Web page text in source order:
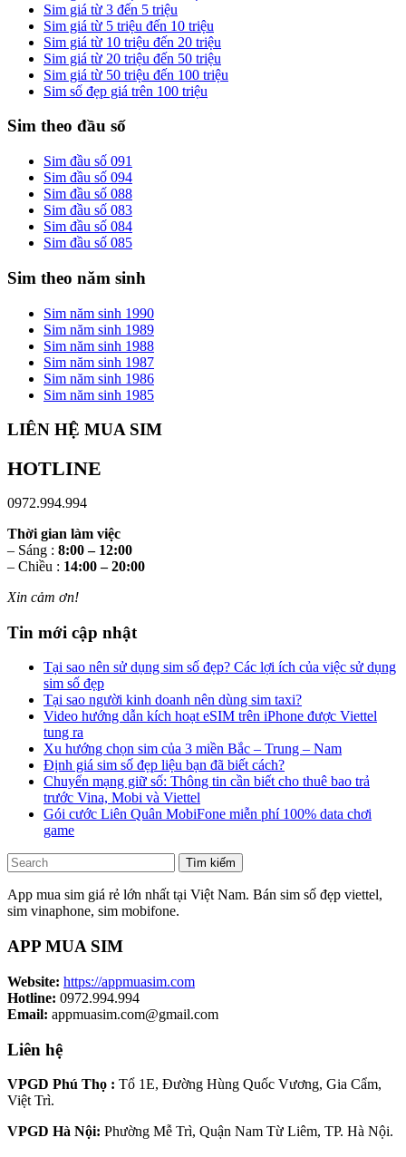
Sim giá từ 3 đến 5 triệu
Sim giá từ 5 triệu đến 10 triệu
Sim giá từ 10 triệu đến 20 triệu
Sim giá từ 20 triệu đến 50 triệu
Sim giá từ 50 triệu đến 100 triệu
Sim số đẹp giá trên 100 triệu
Sim theo đầu số
Sim đầu số 091
Sim đầu số 094
Sim đầu số 088
Sim đầu số 083
Sim đầu số 084
Sim đầu số 085
Sim theo năm sinh
Sim năm sinh 1990
Sim năm sinh 1989
Sim năm sinh 1988
Sim năm sinh 1987
Sim năm sinh 1986
Sim năm sinh 1985
LIÊN HỆ MUA SIM
HOTLINE
0972.994.994
Thời gian làm việc
– Sáng : 8:00 – 12:00
– Chiều : 14:00 – 20:00
Xin cảm ơn!
Tin mới cập nhật
Tại sao nên sử dụng sim số đẹp? Các lợi ích của việc sử dụng
sim số đẹp
Tại sao người kinh doanh nên dùng sim taxi?
Video hướng dẫn kích hoạt eSIM trên iPhone được Viettel
tung ra
Xu hướng chọn sim của 3 miền Bắc – Trung – Nam
Định giá sim số đẹp liệu bạn đã biết cách?
Chuyển mạng giữ số: Thông tin cần biết cho thuê bao trả
trước Vina, Mobi và Viettel
Gói cước Liên Quân MobiFone miễn phí 100% data chơi
game
Tìm kiếm
App mua sim giá rẻ lớn nhất tại Việt Nam. Bán sim số đẹp viettel,
sim vinaphone, sim mobifone.
APP MUA SIM
Website: https://appmuasim.com
Hotline: 0972.994.994
Email: appmuasim.com@gmail.com
Liên hệ
VPGD Phú Thọ : Tổ 1E, Đường Hùng Quốc Vương, Gia Cẩm,
Việt Trì.
VPGD Hà Nội: Phường Mễ Trì, Quận Nam Từ Liêm, TP. Hà Nội.